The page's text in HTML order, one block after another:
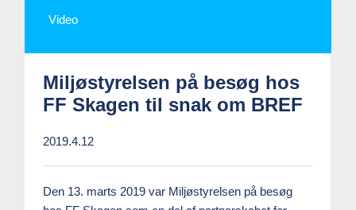
Video
Miljøstyrelsen på besøg hos
FF Skagen til snak om BREF
2019.4.12
Den 13. marts 2019 var Miljøstyrelsen på besøg